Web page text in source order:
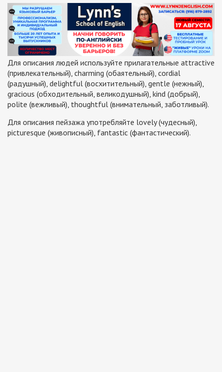
Для описания людей используйте прилагательные attractive
(привлекательный), charming (обаятельный), cordial
(радушный), delightful (восхитительный), gentle (нежный),
gracious (обходительный, великодушный), kind (добрый),
polite (вежливый), thoughtful (внимательный, заботливый).
Для описания пейзажа употребляйте lovely (чудесный),
picturesque (живописный), fantastic (фантастический).